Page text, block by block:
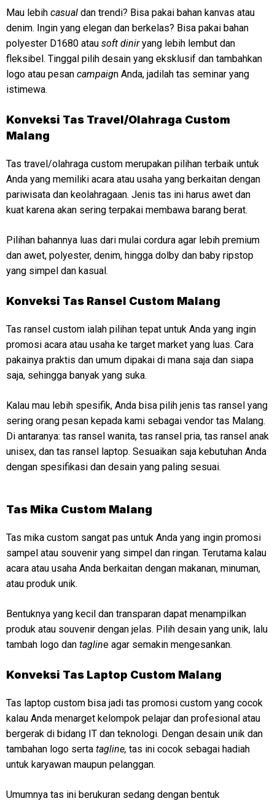
Mau lebih casual dan trendi? Bisa pakai bahan kanvas atau
denim. Ingin yang elegan dan berkelas? Bisa pakai bahan
polyester D1680 atau soft diniryang lebih lembut dan
fleksibel. Tinggal pilih desain yang eksklusif dan tambahkan
logo atau pesan campaign Anda, jadilah tas seminar yang
istimewa.
Konveksi Tas Travel/Olahraga Custom
Malang
Tas travel/olahraga custom merupakan pilihan terbaik untuk
Anda yang memiliki acara atau usaha yang berkaitan dengan
pariwisata dan keolahragaan. Jenis tas ini harus awet dan
kuat karena akan sering terpakai membawa barang berat.
Pilihan bahannya luas dari mulai cordura agar lebih premium
dan awet, polyester, denim, hingga dolby dan baby ripstop
yang simpel dan kasual.
Konveksi Tas Ransel Custom Malang
Tas ransel custom ialah pilihan tepat untuk Anda yang ingin
promosi acara atau usaha ke target market yang luas. Cara
pakainya praktis dan umum dipakai di mana saja dan siapa
saja, sehingga banyak yang suka.
Kalau mau lebih spesifik, Anda bisa pilih jenis tas ransel yang
sering orang pesan kepada kami sebagai vendor tas Malang.
Di antaranya: tas ransel wanita, tas ransel pria, tas ransel anak
unisex, dan tas ransel laptop. Sesuaikan saja kebutuhan Anda
dengan spesifikasi dan desain yang paling sesuai.
Tas Mika Custom Malang
Tas mika custom sangat pas untuk Anda yang ingin promosi
sampel atau souvenir yang simpel dan ringan. Terutama kalau
acara atau usaha Anda berkaitan dengan makanan, minuman,
atau produk unik.
Bentuknya yang kecil dan transparan dapat menampilkan
produk atau souvenir dengan jelas. Pilih desain yang unik, lalu
tambah logo dan tagline agar semakin mengesankan.
Konveksi Tas Laptop Custom Malang
Tas laptop custom bisa jadi tas promosi custom yang cocok
kalau Anda menarget kelompok pelajar dan profesional atau
bergerak di bidang IT dan teknologi. Dengan desain unik dan
tambahan logo serta tagline, tas ini cocok sebagai hadiah
untuk karyawan maupun pelanggan.
Umumnya tas ini berukuran sedang dengan bentuk